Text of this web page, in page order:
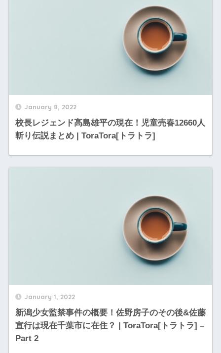
January 8, 2022
校長レジェンド高島雄平の現在！児童売春12660人
斬り伝説まとめ | ToraTora[トラトラ]
January 1, 2022
新潟少女監禁事件の概要！佐野房子のその後&佐藤
宣行は現在千葉市に在住？ | ToraTora[トラトラ] –
Part 2